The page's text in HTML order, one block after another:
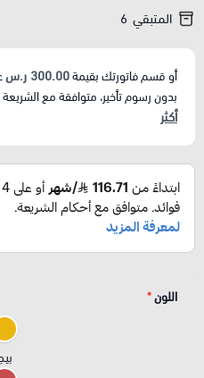
المتبقي 6
أو قسم فاتورتك بقيمة300.00 ر.س
بدون رسوم تأخير، متوافقة مع
أكثر
اللون*